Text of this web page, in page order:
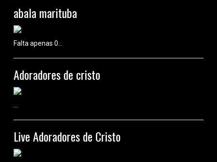
abala marituba
Falta apenas 0...
Adoradores de cristo
Live Adoradores de Cristo